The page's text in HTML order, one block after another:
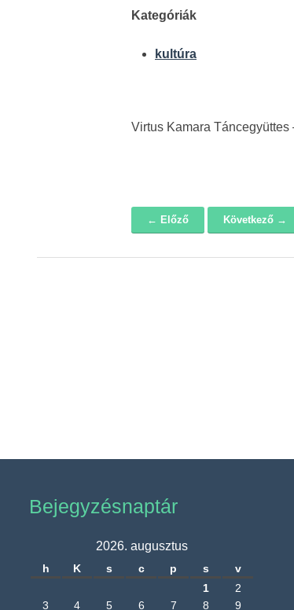
Kategóriák
kultúra
Virtus Kamara Táncegyüttes
← Előző Következő →
Bejegyzésnaptár
2026. augusztus
h K s c p s
v
1
2
3
4 5 6 7 8 9